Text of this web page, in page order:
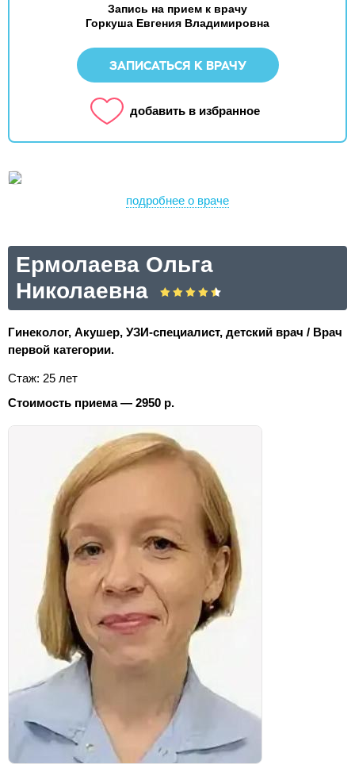
Запись на прием к врачу
Горкуша Евгения Владимировна
ЗАПИСАТЬСЯ К ВРАЧУ
добавить в избранное
подробнее о враче
Ермолаева Ольга
Николаевна
Гинеколог, Акушер, УЗИ-специалист, детский врач / Врач
первой категории.
Стаж: 25 лет
Стоимость приема — 2950 р.